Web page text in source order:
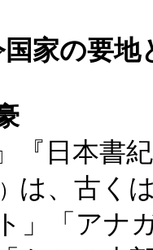
家の要地
『日本書
は、古く
」「アナ